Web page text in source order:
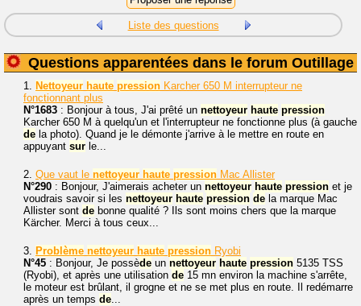
Liste des questions
Questions apparentées dans le forum Outillage
1. Nettoyeur haute pression Karcher 650 M interrupteur ne
fonctionnant plus
N°1683 : Bonjour à tous, J'ai prêté un nettoyeur haute pression
Karcher 650 M à quelqu'un et l'interrupteur ne fonctionne plus (à gauche
de la photo). Quand je le démonte j'arrive à le mettre en route en
appuyant sur le...
2. Que vaut le nettoyeur haute pression Mac Allister
N°290 : Bonjour, J'aimerais acheter un nettoyeur haute pression et je
voudrais savoir si les nettoyeur haute pression de la marque Mac
Allister sont de bonne qualité ? Ils sont moins chers que la marque
Kärcher. Merci à tous ceux...
3. Problème nettoyeur haute pression Ryobi
N°45 : Bonjour, Je possède un nettoyeur haute pression 5135 TSS
(Ryobi), et après une utilisation de 15 mn environ la machine s'arrête,
le moteur est brûlant, il grogne et ne se met plus en route. Il redémarre
après un temps de...